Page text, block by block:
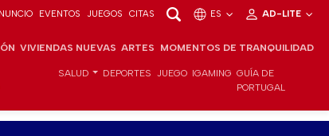
EVENTOS JUEGOS CITAS ES AD-LITE
VIVIENDAS NUEVAS ARTES MOMENTOS DE TRANQUILIDAD
SALUD DEPORTES JUEGO IGAMING GUÍA DE
PORTUGAL